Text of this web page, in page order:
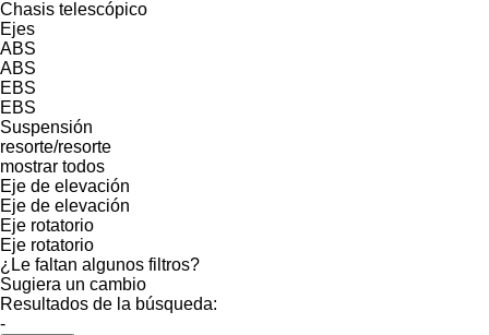
Chasis telescópico
Ejes
ABS
ABS
EBS
EBS
Suspensión
resorte/resorte
mostrar todos
Eje de elevación
Eje de elevación
Eje rotatorio
Eje rotatorio
¿Le faltan algunos filtros?
Sugiera un cambio
Resultados de la búsqueda:
-